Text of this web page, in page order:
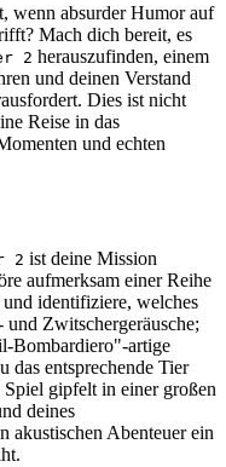
wenn absurder Humor auf
Mach dich bereit, es
2 herauszufinden, einem
und deinen Verstand
Dies ist nicht
Reise in das
und echten
2 ist deine Mission
aufmerksam einer Reihe
identifiziere, welches
Zwitschergeräusche;
Bombardiero"-artige
das entsprechende Tier
gipfelt in einer großen
deines
akustischen Abenteuer ein